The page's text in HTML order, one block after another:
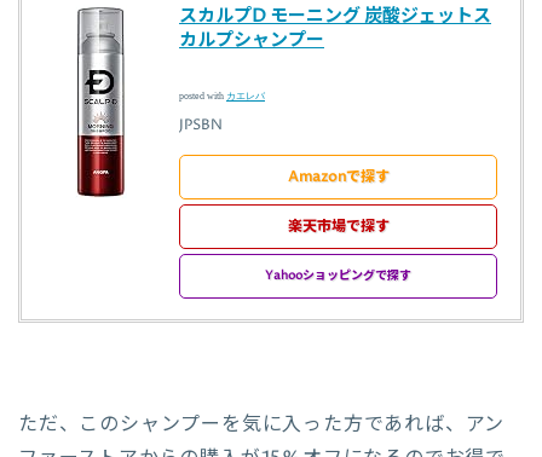
スカルプD モーニング 炭酸ジェットス
カルプシャンプー
posted with カエレバ
JPSBN
Amazonで探す
楽天市場で探す
Yahooショッピングで探す
ただ、このシャンプーを気に入った方であれば、アン